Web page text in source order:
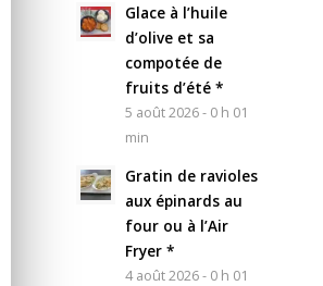
Glace à l’huile
d’olive et sa
compotée de
fruits d’été *
5 août 2026 - 0 h 01
min
Gratin de ravioles
aux épinards au
four ou à l’Air
Fryer *
4 août 2026 - 0 h 01